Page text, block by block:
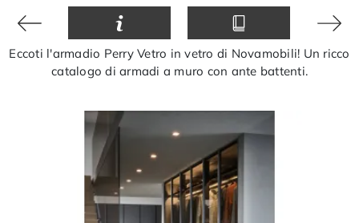
Eccoti l'armadio Perry Vetro in vetro di Novamobili! Un ricco
catalogo di armadi a muro con ante battenti.